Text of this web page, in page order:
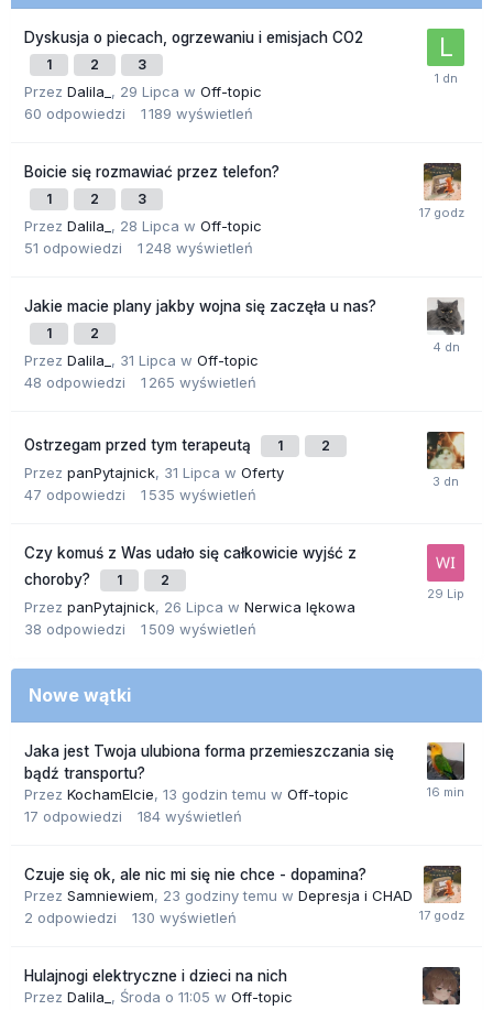
Dyskusja o piecach, ogrzewaniu i emisjach CO2
1 2 3
Przez Dalila_ , 29 Lipca w Off-topic
60 odpowiedzi 1 189 wyświetleń
Boicie się rozmawiać przez telefon?
1 2 3
Przez Dalila_ , 28 Lipca w Off-topic
51 odpowiedzi 1 248 wyświetleń
Jakie macie plany jakby wojna się zaczęła u nas?
1 2
Przez Dalila_ , 31 Lipca w Off-topic
48 odpowiedzi 1 265 wyświetleń
Ostrzegam przed tym terapeutą 1 2
Przez panPytajnick, 31 Lipca w Oferty
47 odpowiedzi 1 535 wyświetleń
Czy komuś z Was udało się całkowicie wyjść z
choroby?
1 2
Przez panPytajnick, 26 Lipca w Nerwica lękowa
38 odpowiedzi 1 509 wyświetleń
Nowe wątki
Jaka jest Twoja ulubiona forma przemieszczania się
bądź transportu?
Przez KochamElcie, 13 godzin temu w Off-topic
17 odpowiedzi 184 wyświetleń
Czuje się ok, ale nic mi się nie chce - dopamina?
Przez Samniewiem, 23 godziny temu w Depresja i CHAD
2 odpowiedzi 130 wyświetleń
Hulajnogi elektryczne i dzieci na nich
Przez Dalila_ , Środa o 11:05 w Off-topic